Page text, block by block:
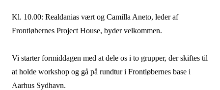
Kl. 10.00: Realdanias vært og Camilla Aneto, leder af
Frontløbernes Project House, byder velkommen.
Vi starter formiddagen med at dele os i to grupper, der skiftes til
at holde workshop og gå på rundtur i Frontløbernes base i
Aarhus Sydhavn.